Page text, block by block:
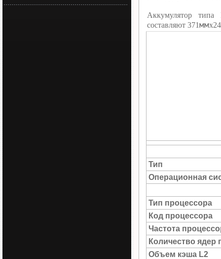
Аккумулятор
составляют 371мм
Тип
Операционная
Тип процессора
Код процессора
Частота
Количество ядер
Объем кэша L2